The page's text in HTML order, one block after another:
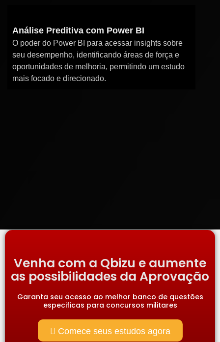
Análise Preditiva com Power BI
O poder do Power BI para acessar insights sobre
seu desempenho, identificando áreas de força e
oportunidades de melhoria, permitindo um estudo
mais focado e direcionado.
Venha com a Qbizu e aumente
as possibilidades da Aprovação
Garanta seu acesso ao melhor banco de questões
especificas para concursos militares
Comece seus estudos agora